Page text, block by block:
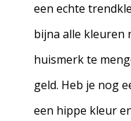
een echte
bijna alle kleuren
huismerk te
geld. Heb je nog
een hippe kleur